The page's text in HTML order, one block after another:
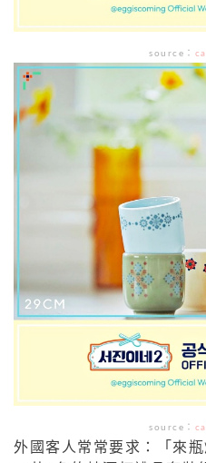
source ：
source ：
外國客人常常要求：「來